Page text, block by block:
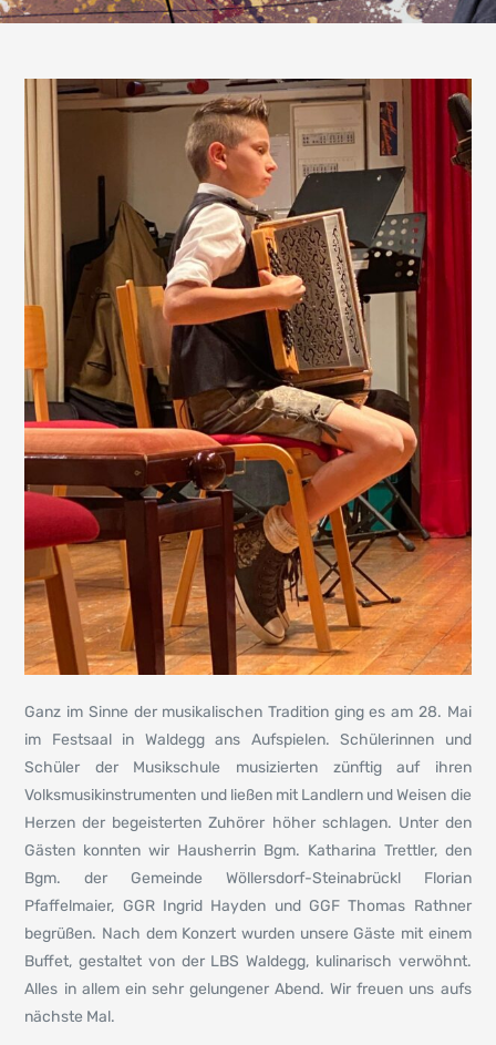
Ganz im Sinne der musikalischen Tradition ging es am 28. Mai
im Festsaal in Waldegg ans Aufspielen. Schülerinnen und
Schüler der Musikschule musizierten zünftig auf ihren
Volksmusikinstrumenten und ließen mit Landlern und Weisen die
Herzen der begeisterten Zuhörer höher schlagen. Unter den
Gästen konnten wir Hausherrin Bgm. Katharina Trettler, den
Bgm. der Gemeinde Wöllersdorf-Steinabrückl Florian
Pfaffelmaier, GGR Ingrid Hayden und GGF Thomas Rathner
begrüßen. Nach dem Konzert wurden unsere Gäste mit einem
Buffet, gestaltet von der LBS Waldegg, kulinarisch verwöhnt.
Alles in allem ein sehr gelungener Abend. Wir freuen uns aufs
nächste Mal.